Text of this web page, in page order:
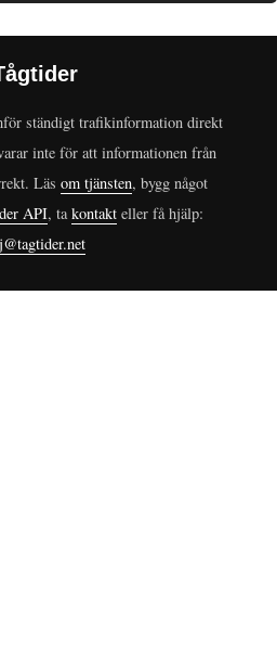
ständigt trafikinformation direkt
inte för att informationen från
Läs om tjänsten, bygg något
API, takontakt eller få hjälp: